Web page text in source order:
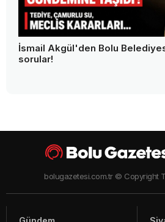
İsmail Akgül'den Bolu
sorular!
bolugazetesi.com.tr © Copyright